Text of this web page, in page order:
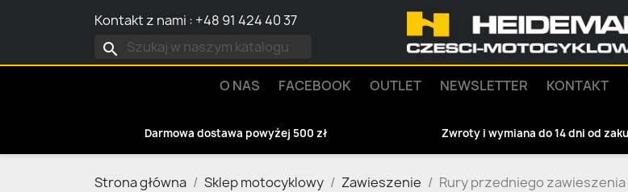
Kontakt z nami : +48 91 424 40 37
search
O NAS FACEBOOK OUTLET NEWSLETTER KONTAKT
Darmowa dostawa powyżej 500 zł Zwroty i wymiana do 14 dni od
Strona główna Sklep motocyklowy Zawieszenie Rury przedniego zawieszenia